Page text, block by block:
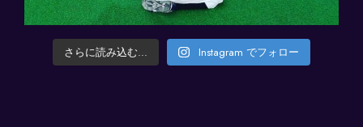
さらに読み込む... Instagram でフォロー